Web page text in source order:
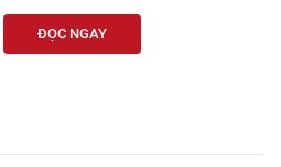
ĐỌC NGAY